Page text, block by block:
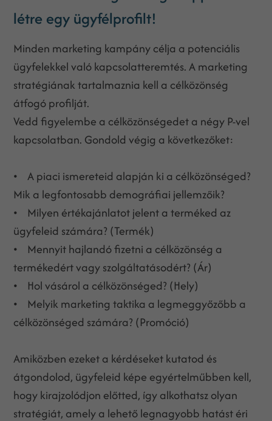
létre egy ügyfélprofilt!
Minden marketing kampány célja a potenciális
ügyfelekkel való kapcsolatteremtés. A marketing
stratégiának tartalmaznia kell a célközönség
átfogó profilját.
Vedd figyelembe a célközönségedet a négy P-vel
kapcsolatban. Gondold végig a következőket:
• A piaci ismereteid alapján ki a célközönséged?
Mik a legfontosabb demográfiai jellemzőik?
• Milyen értékajánlatot jelent a terméked az
ügyfeleid számára? (Termék)
• Mennyit hajlandó fizetni a célközönség a
termékedért vagy szolgáltatásodért? (Ár)
• Hol vásárol a célközönséged? (Hely)
• Melyik marketing taktika a legmeggyőzőbb a
célközönséged számára? (Promóció)
Amiközben ezeket a kérdéseket kutatod és
átgondolod, ügyfeleid képe egyértelműbben kell,
hogy kirajzolódjon előtted, így alkothatsz olyan
stratégiát, amely a lehető legnagyobb hatást éri